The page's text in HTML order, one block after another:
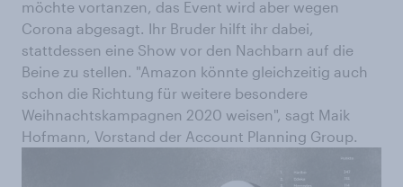
möchte vortanzen, das Event wird aber wegen
Corona abgesagt. Ihr Bruder hilft ihr dabei,
stattdessen eine Show vor den Nachbarn auf die
Beine zu stellen. "Amazon könnte gleichzeitig auch
schon die Richtung für weitere besondere
Weihnachtskampagnen 2020 weisen", sagt Maik
Hofmann, Vorstand der Account Planning Group.